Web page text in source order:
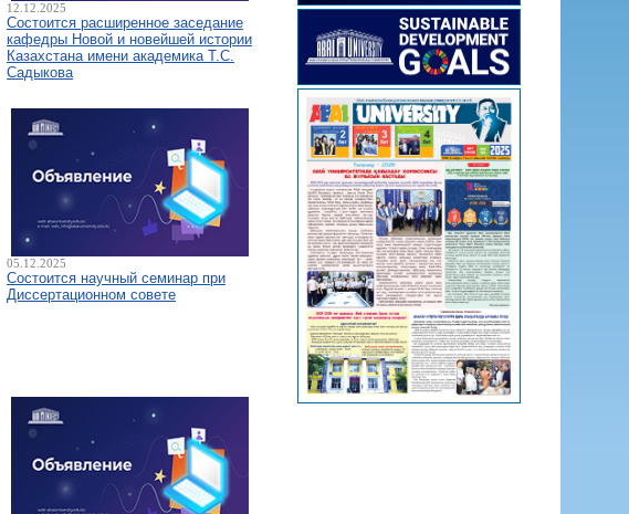
12.12.2025
Состоится расширенное заседание
кафедры Новой и новейшей истории
Казахстана имени академика Т.С.
Садыкова
05.12.2025
Состоится научный семинар при
Диссертационном совете